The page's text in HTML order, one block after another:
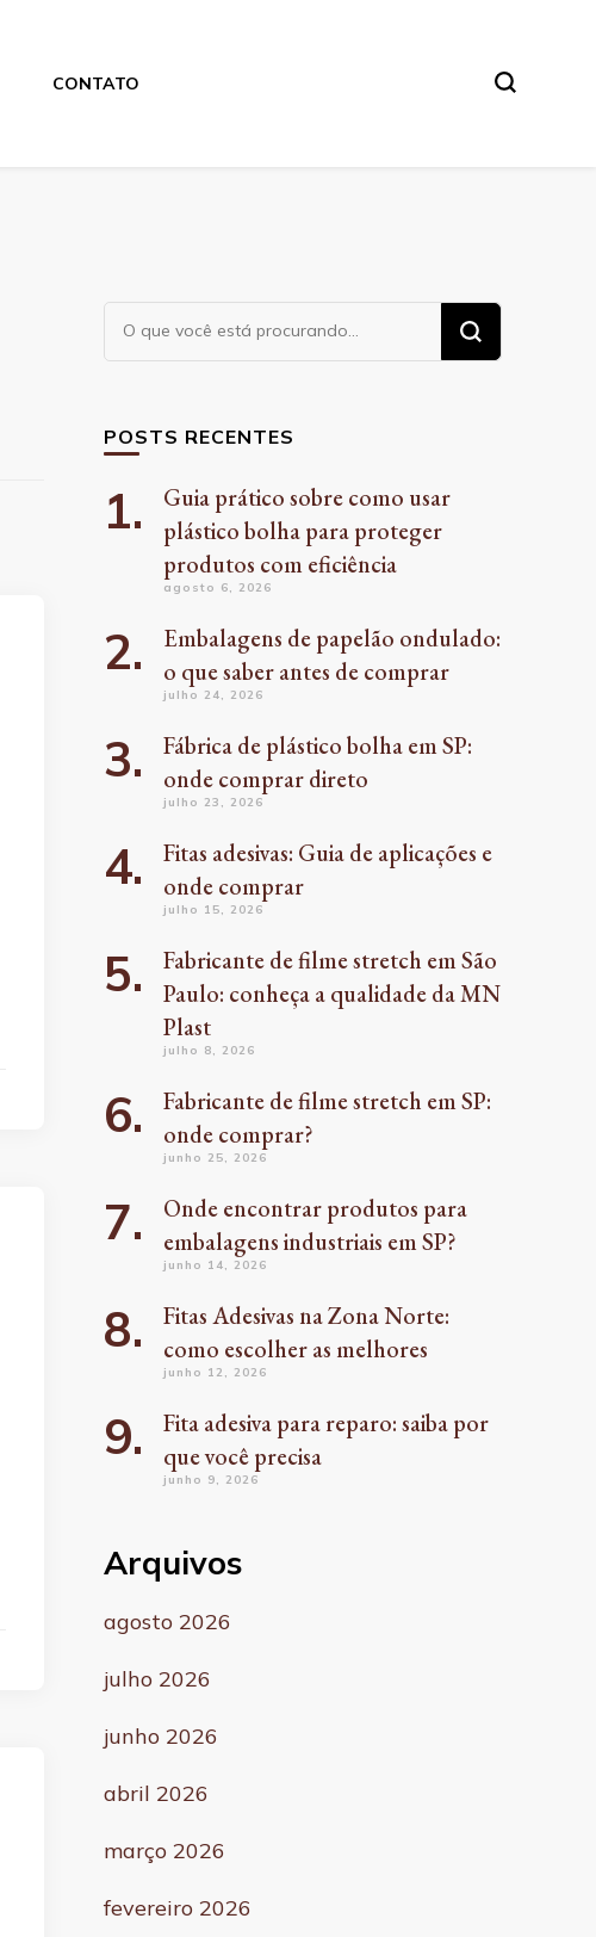
CONTATO
Procurando
algo?
POSTS RECENTES
Guia prático sobre como usar
plástico bolha para proteger
produtos com eficiência
agosto 6, 2026
Embalagens de papelão ondulado:
o que saber antes de comprar
julho 24, 2026
Fábrica de plástico bolha em SP:
onde comprar direto
julho 23, 2026
Fitas adesivas: Guia de aplicações e
onde comprar
julho 15, 2026
Fabricante de filme stretch em São
Paulo: conheça a qualidade da MN
Plast
julho 8, 2026
Fabricante de filme stretch em SP:
onde comprar?
junho 25, 2026
Onde encontrar produtos para
embalagens industriais em SP?
junho 14, 2026
Fitas Adesivas na Zona Norte:
como escolher as melhores
junho 12, 2026
Fita adesiva para reparo: saiba por
que você precisa
junho 9, 2026
Arquivos
agosto 2026
julho 2026
junho 2026
abril 2026
março 2026
fevereiro 2026